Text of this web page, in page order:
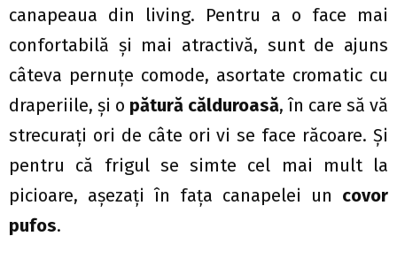
canapeaua din living. Pentru a o face mai
confortabilă şi mai atractivă, sunt de ajuns
câteva pernuţe comode, asortate cromatic cu
draperiile, şi o pătură călduroasă, în care să vă
strecuraţi ori de câte ori vi se face răcoare. Şi
pentru că frigul se simte cel mai mult la
picioare, aşezaţi în faţa canapelei un covor
pufos.